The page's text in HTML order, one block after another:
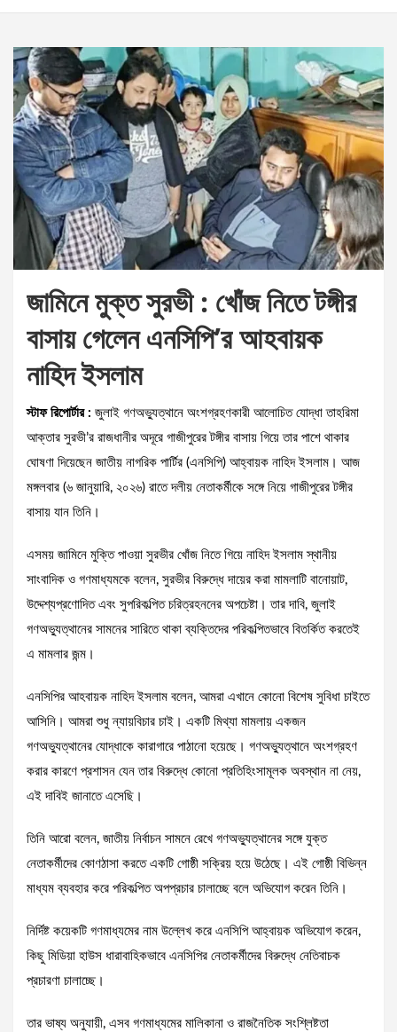
জামিনে মুক্ত সুরভী : খোঁজ নিতে টঙ্গীর
বাসায় গেলেন এনসিপি’র আহবায়ক
নাহিদ ইসলাম
স্টাফ রিপোর্টার : জুলাই গণঅভ্যুত্থানে অংশগ্রহণকারী আলোচিত যোদ্ধা তাহরিমা
আক্তার সুরভী’র রাজধানীর অদূরে গাজীপুরের টঙ্গীর বাসায় গিয়ে তার পাশে থাকার
ঘোষণা দিয়েছেন জাতীয় নাগরিক পার্টির (এনসিপি) আহ্বায়ক নাহিদ ইসলাম। আজ
মঙ্গলবার (৬ জানুয়ারি, ২০২৬) রাতে দলীয় নেতাকর্মীকে সঙ্গে নিয়ে গাজীপুরের টঙ্গীর
বাসায় যান তিনি।
এসময় জামিনে মুক্তি পাওয়া সুরভীর খোঁজ নিতে গিয়ে নাহিদ ইসলাম স্থানীয়
সাংবাদিক ও গণমাধ্যমকে বলেন, সুরভীর বিরুদ্ধে দায়ের করা মামলাটি বানোয়াট,
উদ্দেশ্যপ্রণোদিত এবং সুপরিকল্পিত চরিত্রহননের অপচেষ্টা। তার দাবি, জুলাই
গণঅভ্যুত্থানের সামনের সারিতে থাকা ব্যক্তিদের পরিকল্পিতভাবে বিতর্কিত করতেই
এ মামলার জন্ম।
এনসিপির আহবায়ক নাহিদ ইসলাম বলেন, আমরা এখানে কোনো বিশেষ সুবিধা চাইতে
আসিনি। আমরা শুধু ন্যায়বিচার চাই। একটি মিথ্যা মামলায় একজন
গণঅভ্যুত্থানের যোদ্ধাকে কারাগারে পাঠানো হয়েছে। গণঅভ্যুত্থানে অংশগ্রহণ
করার কারণে প্রশাসন যেন তার বিরুদ্ধে কোনো প্রতিহিংসামূলক অবস্থান না নেয়,
এই দাবিই জানাতে এসেছি।
তিনি আরো বলেন, জাতীয় নির্বাচন সামনে রেখে গণঅভ্যুত্থানের সঙ্গে যুক্ত
নেতাকর্মীদের কোণঠাসা করতে একটি গোষ্ঠী সক্রিয় হয়ে উঠেছে। এই গোষ্ঠী বিভিন্ন
মাধ্যম ব্যবহার করে পরিকল্পিত অপপ্রচার চালাচ্ছে বলে অভিযোগ করেন তিনি।
নির্দিষ্ট কয়েকটি গণমাধ্যমের নাম উল্লেখ করে এনসিপি আহ্বায়ক অভিযোগ করেন,
কিছু মিডিয়া হাউস ধারাবাহিকভাবে এনসিপির নেতাকর্মীদের বিরুদ্ধে নেতিবাচক
প্রচারণা চালাচ্ছে।
তার ভাষ্য অনুযায়ী, এসব গণমাধ্যমের মালিকানা ও রাজনৈতিক সংশ্লিষ্টতা